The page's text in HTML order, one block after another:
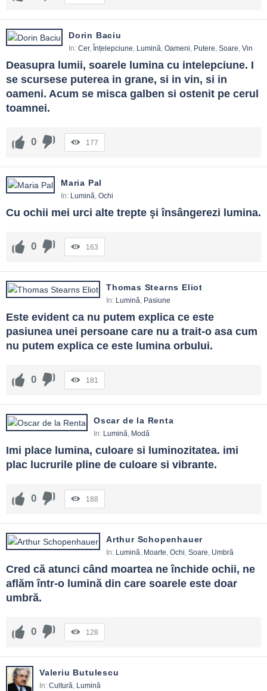
Dorin Baciu
In: Cer, Înțelepciune, Lumină, Oameni, Putere, Soare, Vin
Deasupra lumii, soarele lumina cu intelepciune. I
se scursese puterea in grane, si in vin, si in
oameni. Acum se misca galben si ostenit pe cerul
toamnei.
0 177
Maria Pal
In: Lumină, Ochi
Cu ochii mei urci alte trepte şi însângerezi lumina.
0 163
Thomas Stearns Eliot
In: Lumină, Pasiune
Este evident ca nu putem explica ce este
pasiunea unei persoane care nu a trait-o asa cum
nu putem explica ce este lumina orbului.
0 181
Oscar de la Renta
In: Lumină, Modă
Imi place lumina, culoare si luminozitatea. imi
plac lucrurile pline de culoare si vibrante.
0 188
Arthur Schopenhauer
In: Lumină, Moarte, Ochi, Soare, Umbră
Cred că atunci când moartea ne închide ochii, ne
aflăm într-o lumină din care soarele este doar
umbră.
0 128
Valeriu Butulescu
In: Cultură, Lumină